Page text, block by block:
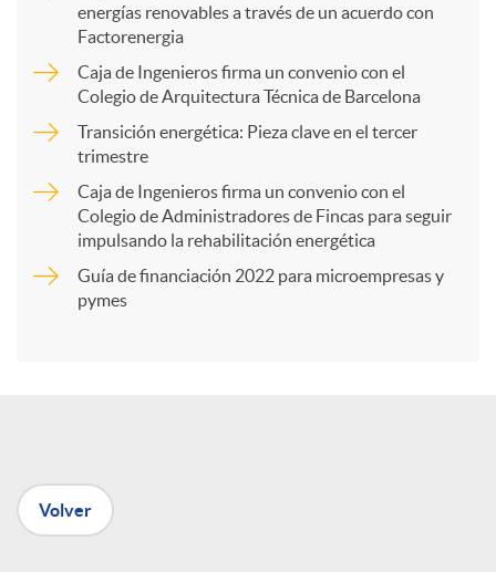
r
n
energías renovables a través de un acuerdo con
Factorenergia
Caja de Ingenieros firma un convenio con el
Colegio de Arquitectura Técnica de Barcelona
Transición energética: Pieza clave en el tercer
trimestre
Caja de Ingenieros firma un convenio con el
Colegio de Administradores de Fincas para seguir
impulsando la rehabilitación energética
Guía de financiación 2022 para microempresas y
pymes
Volver